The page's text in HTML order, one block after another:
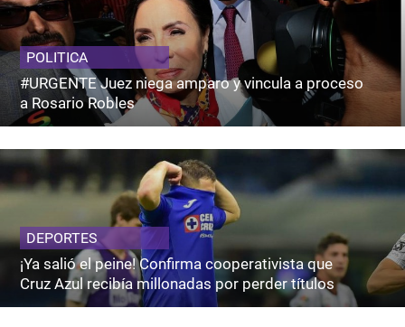
POLITICA
#URGENTE Juez niega amparo y vincula a proceso
a Rosario Robles
DEPORTES
¡Ya salió el peine! Confirma cooperativista que
Cruz Azul recibía millonadas por perder títulos